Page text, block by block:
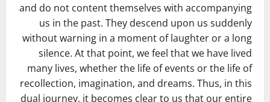
and do not content themselves with accompanying
us in the past. They descend upon us suddenly
without warning in a moment of laughter or a long
silence. At that point, we feel that we have lived
many lives, whether the life of events or the life of
recollection, imagination, and dreams. Thus, in this
dual journey, it becomes clear to us that our entire